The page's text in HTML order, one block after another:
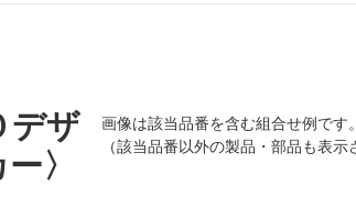
ザ
〉
画像は該当品番を含む組合せ例です。
（該当品番以外の製品・部品も表示